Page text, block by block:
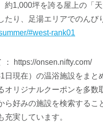
約1,000坪を誇る屋上の「
たり、足湯エリアでのんび
#west-rank01
https://onsen.nifty.com/
日現在）の温浴施設をまと
オリジナルクーポンを多
ら好みの施設を検索する
実しています。